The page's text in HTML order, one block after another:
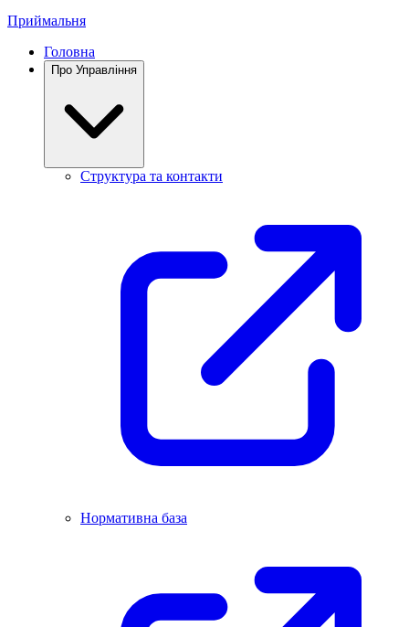
Приймальня
Головна
Про Управління
Структура та контакти
Нормативна база